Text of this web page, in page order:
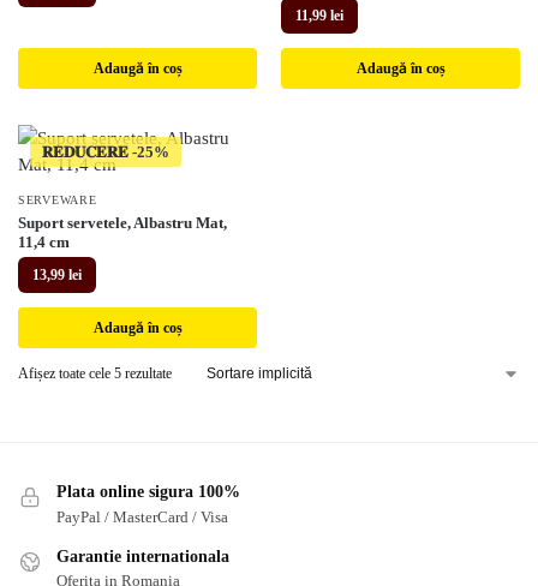
Adaugă în coș
11,99 lei
Adaugă în coș
𝐑𝐄𝐃𝐔𝐂𝐄𝐑𝐄
SERVEWARE
Suport servetele, Albastru Mat,
11,4 cm
13,99 lei
Adaugă în coș
Afișez toate cele 5 rezultate
Plata online sigura 100%
PayPal / MasterCard / Visa
Garantie internationala
Oferita in Romania